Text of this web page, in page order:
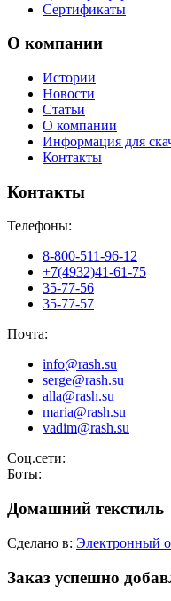
Сертификаты
О компании
Истории
Новости
Статьи
О компании
Информация для
Контакты
Контакты
Телефоны:
8-800-511-96-12
+7(4932)41-61-75
35-77-56
35-77-57
Почта:
info@rash.su
serge@rash.su
alla@rash.su
maria@rash.su
vadim@rash.su
Соц.сети:
Боты:
Домашний текстиль
Сделано в: Электронный
Заказ успешно